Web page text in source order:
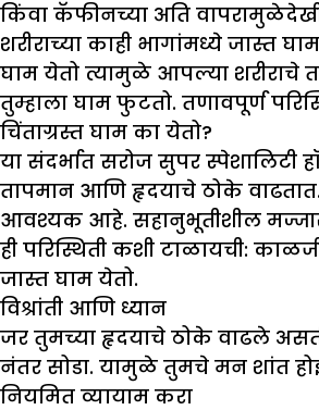
किंवा कॅफीनच्या अति
शरीराच्या काही भागांमध्ये जास्त
घाम येतो त्यामुळे आपल्या शरीराचे
तुम्हाला घाम फुटतो. तणावपूर्ण
चिंताग्रस्त घाम का येतो?
या संदर्भात सरोज सुपर स्पेशालिटी
तापमान आणि हृदयाचे ठोके
आवश्यक आहे. सहानुभूतीशील
ही परिस्थिती कशी टाळायची:
जास्त घाम येतो.
विश्रांती आणि ध्यान
जर तुमच्या हृदयाचे ठोके वाढले
नंतर सोडा. यामुळे तुमचे मन शांत
नियमित व्यायाम करा